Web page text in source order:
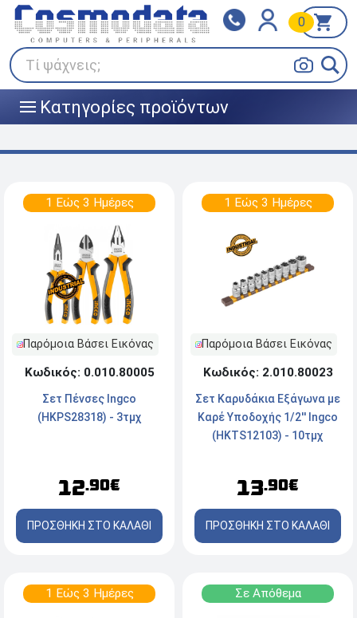
Τί ψάχνεις;
0
||| Κατηγορίες προϊόντων
Klarna
Πληρώστε σε 3
άτοκες δόσεις
BOX NOW
1 Εώς 3 Ημέρες
Παρόμοια Βάσει Εικόνας
Κωδικός: 0.010.80005
Σετ Πένσες Ingco
(HKPS28318) - 3τμχ
12.90€
ΠΡΟΣΘΗΚΗ ΣΤΟ ΚΑΛΑΘΙ
1 Εώς 3 Ημέρες
Παρόμοια Βάσει Εικόνας
Κωδικός: 2.010.80023
Σετ Καρυδάκια Εξάγωνα με
Καρέ Υποδοχής 1/2'' Ingco
(HKTS12103) - 10τμχ
13.90€
ΠΡΟΣΘΗΚΗ ΣΤΟ ΚΑΛΑΘΙ
1 Εώς 3 Ημέρες Σε Απόθεμα